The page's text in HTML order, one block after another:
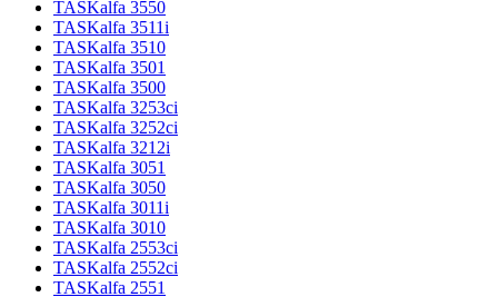
TASKalfa 3550
TASKalfa 3511i
TASKalfa 3510
TASKalfa 3501
TASKalfa 3500
TASKalfa 3253ci
TASKalfa 3252ci
TASKalfa 3212i
TASKalfa 3051
TASKalfa 3050
TASKalfa 3011i
TASKalfa 3010
TASKalfa 2553ci
TASKalfa 2552ci
TASKalfa 2551